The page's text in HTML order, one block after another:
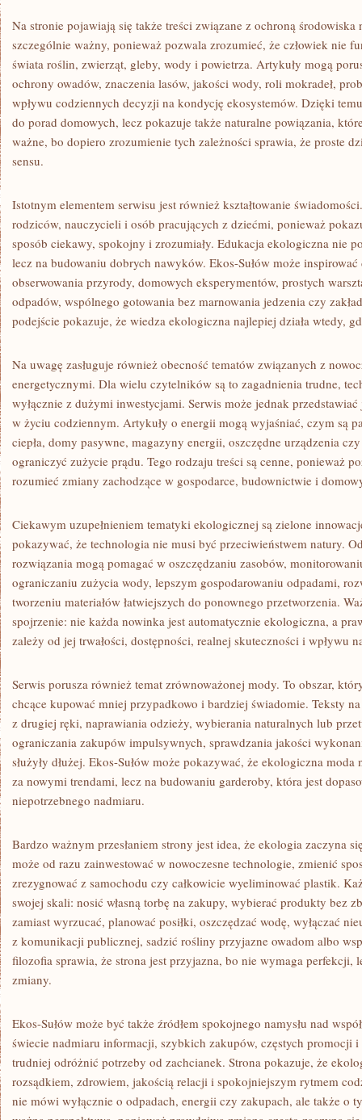
Na stronie pojawiają się także treści związane z ochroną środowiska
szczególnie ważny, ponieważ pozwala zrozumieć, że człowiek nie
świata roślin, zwierząt, gleby, wody i powietrza. Artykuły mogą
ochrony owadów, znaczenia lasów, jakości wody, roli mokradeł,
wpływu codziennych decyzji na kondycję ekosystemów. Dzięki
do porad domowych, lecz pokazuje także naturalne powiązania,
ważne, bo dopiero zrozumienie tych zależności sprawia, że proste
sensu.
Istotnym elementem serwisu jest również kształtowanie
rodziców, nauczycieli i osób pracujących z dziećmi, ponieważ
sposób ciekawy, spokojny i zrozumiały. Edukacja ekologiczna nie
lecz na budowaniu dobrych nawyków. Ekos-Sułów może
obserwowania przyrody, domowych eksperymentów, prostych
odpadów, wspólnego gotowania bez marnowania jedzenia czy
podejście pokazuje, że wiedza ekologiczna najlepiej działa wtedy,
Na uwagę zasługuje również obecność tematów związanych z
energetycznymi. Dla wielu czytelników są to zagadnienia trudne,
wyłącznie z dużymi inwestycjami. Serwis może jednak
w życiu codziennym. Artykuły o energii mogą wyjaśniać, czym są
ciepła, domy pasywne, magazyny energii, oszczędne urządzenia
ograniczyć zużycie prądu. Tego rodzaju treści są cenne, ponieważ
rozumieć zmiany zachodzące w gospodarce, budownictwie i
Ciekawym uzupełnieniem tematyki ekologicznej są zielone
pokazywać, że technologia nie musi być przeciwieństwem natury.
rozwiązania mogą pomagać w oszczędzaniu zasobów,
ograniczaniu zużycia wody, lepszym gospodarowaniu odpadami,
tworzeniu materiałów łatwiejszych do ponownego przetworzenia.
spojrzenie: nie każda nowinka jest automatycznie ekologiczna, a
zależy od jej trwałości, dostępności, realnej skuteczności i wpływu
Serwis porusza również temat zrównoważonej mody. To obszar,
chcące kupować mniej przypadkowo i bardziej świadomie. Teksty
z drugiej ręki, naprawiania odzieży, wybierania naturalnych lub
ograniczania zakupów impulsywnych, sprawdzania jakości
służyły dłużej. Ekos-Sułów może pokazywać, że ekologiczna
za nowymi trendami, lecz na budowaniu garderoby, która jest
niepotrzebnego nadmiaru.
Bardzo ważnym przesłaniem strony jest idea, że ekologia zaczyna
może od razu zainwestować w nowoczesne technologie, zmienić
zrezygnować z samochodu czy całkowicie wyeliminować plastik.
swojej skali: nosić własną torbę na zakupy, wybierać produkty bez
zamiast wyrzucać, planować posiłki, oszczędzać wodę, wyłączać
z komunikacji publicznej, sadzić rośliny przyjazne owadom albo
filozofia sprawia, że strona jest przyjazna, bo nie wymaga perfekcji,
zmiany.
Ekos-Sułów może być także źródłem spokojnego namysłu nad
świecie nadmiaru informacji, szybkich zakupów, częstych promocji
trudniej odróżnić potrzeby od zachcianek. Strona pokazuje, że
rozsądkiem, zdrowiem, jakością relacji i spokojniejszym rytmem
nie mówi wyłącznie o odpadach, energii czy zakupach, ale także o